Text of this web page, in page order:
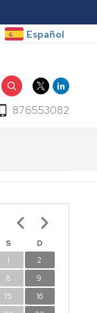
Español
876553082
S
D
1
2
8
9
15
16
Paginación